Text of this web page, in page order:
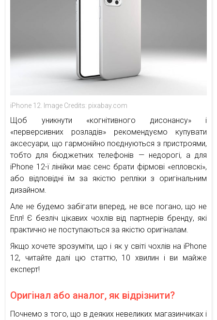
iPhone 12. Image Credits: pixabay.com
Щоб уникнути «когнітивного дисонансу» і
«перверсивних розладів» рекомендуємо купувати
аксесуари, що гармонійно поєднуються з пристроями,
тобто для бюджетних телефонів — недорогі, а для
iPhone 12-ї лінійки має сенс брати фірмові «епловскі»,
або відповідні їм за якістю репліки з оригінальним
дизайном.
Але не будемо забігати вперед, не все погано, що не
Епл! Є безліч цікавих чохлів від партнерів бренду, які
практично не поступаються за якістю оригіналам.
Якщо хочете зрозуміти, що і як у світі чохлів на iPhone
12, читайте далі цю статтю, 10 хвилин і ви майже
експерт!
Оригінал або аналог, як відрізнити?
Почнемо з того, що в деяких невеликих магазинчиках і